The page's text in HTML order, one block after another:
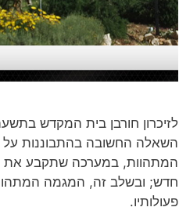
לזיכרון חורבן בית המקדש
השאלה החשובה בהתבוננות על
המתהוות, במערכה שתקבע את
חדש; ובשלב זה, המגמה
פעולותיו.